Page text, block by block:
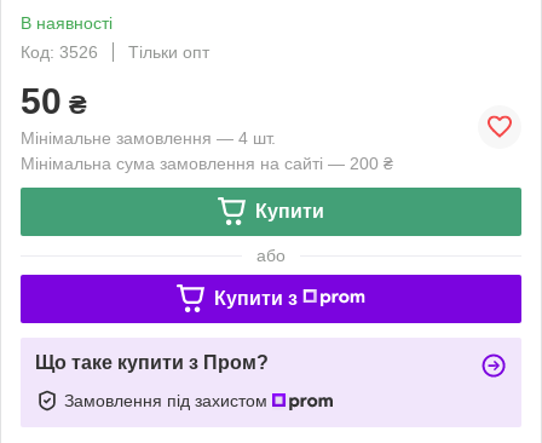
В наявності
Код: 3526
Тільки опт
50 ₴
Мінімальне замовлення — 4 шт.
Мінімальна сума замовлення на сайті — 200 ₴
Купити
або
Купити з
Що таке купити з Пром?
Замовлення під захистом